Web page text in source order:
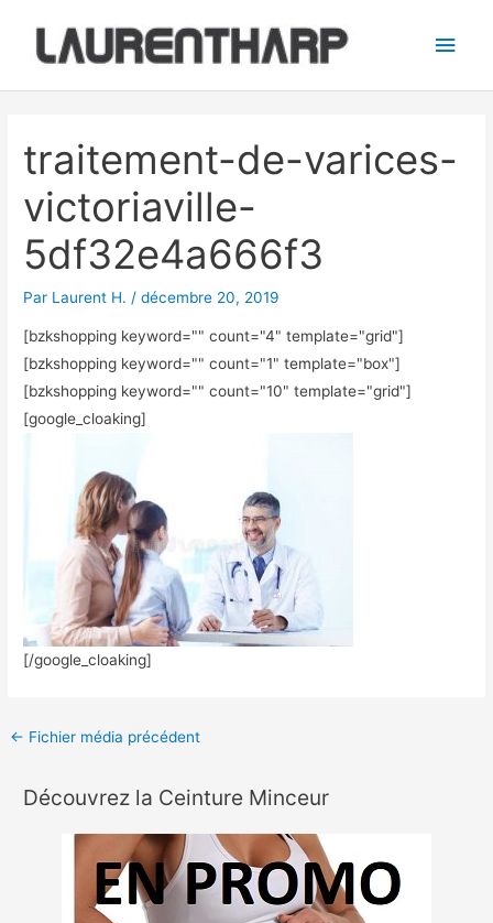
contenu
traitement-de-varices-
victoriaville-
5df32e4a666f3
Par Laurent H. /décembre 20, 2019
[bzkshopping keyword="" count="4" template="grid"]
[bzkshopping keyword="" count="1" template="box"]
[bzkshopping keyword="" count="10" template="grid"]
[google_cloaking]
[/google_cloaking]
articles
← Fichier média précédent
Découvrez la Ceinture Minceur